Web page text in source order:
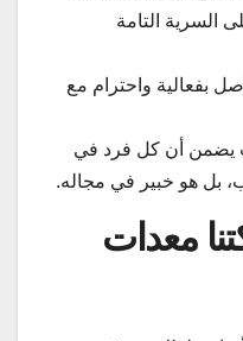
السرية التامة
بفعالية واحترام مع
يضمن أن كل فرد في
بل هو خبير في مجاله.
معدات